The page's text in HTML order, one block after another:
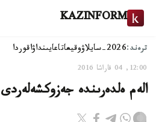
KAZINFORM
ترەند:2026-سايلاۋ وقيعاتاعايىنداۋاقوردا
12:00, 04 قاراشا 2016
الەم ەلدەرىندە